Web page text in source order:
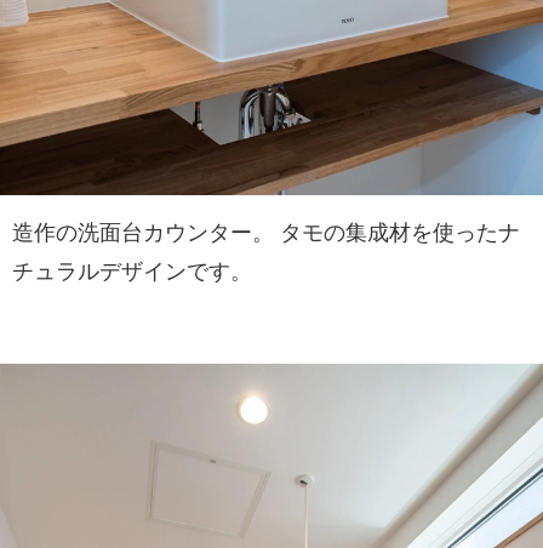
造作の洗面台カウンター。 タモの集成材を使ったナ
チュラルデザインです。